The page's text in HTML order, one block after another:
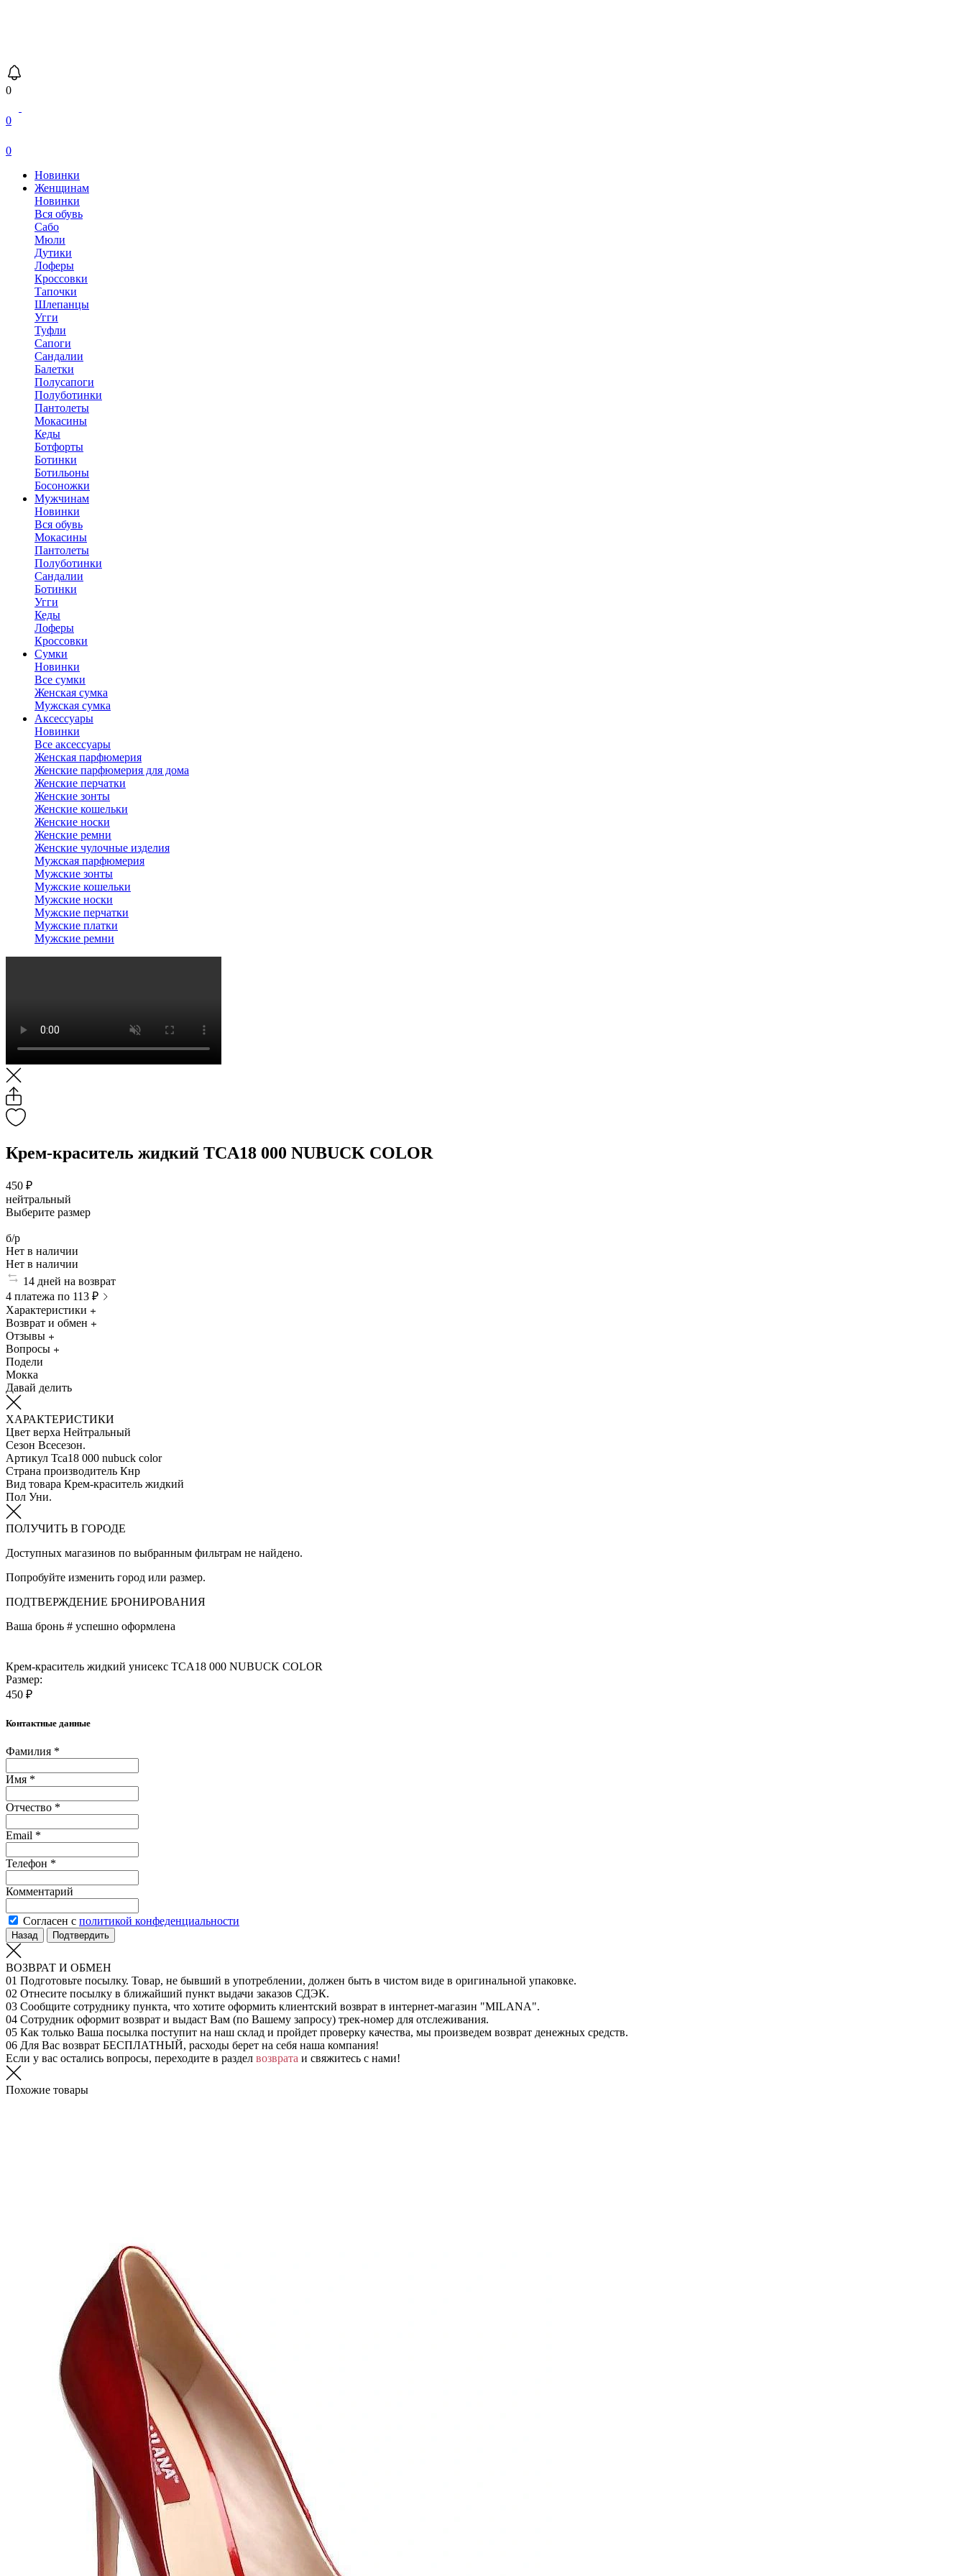
0
0
0
Новинки
Женщинам
Новинки
Вся обувь
Сабо
Мюли
Дутики
Лоферы
Кроссовки
Тапочки
Шлепанцы
Угги
Туфли
Сапоги
Сандалии
Балетки
Полусапоги
Полуботинки
Пантолеты
Мокасины
Кеды
Ботфорты
Ботинки
Ботильоны
Босоножки
Мужчинам
Новинки
Вся обувь
Мокасины
Пантолеты
Полуботинки
Сандалии
Ботинки
Угги
Кеды
Лоферы
Кроссовки
Сумки
Новинки
Все сумки
Женская сумка
Мужская сумка
Аксессуары
Новинки
Все аксессуары
Женская парфюмерия
Женские парфюмерия для дома
Женские перчатки
Женские зонты
Женские кошельки
Женские носки
Женские ремни
Женские чулочные изделия
Мужская парфюмерия
Мужские зонты
Мужские кошельки
Мужские носки
Мужские перчатки
Мужские платки
Мужские ремни
Крем-краситель жидкий TCA18 000 NUBUCK COLOR
450 ₽
нейтральный
Выберите размер
б/р
Нет в наличии
Нет в наличии
14 дней на возврат
4 платежа по 113 ₽
Характеристики
Возврат и обмен
Отзывы
Вопросы
Подели
Мокка
Давай делить
ХАРАКТЕРИСТИКИ
Цвет верха Нейтральный
Сезон Всесезон.
Артикул Tca18 000 nubuck color
Страна производитель Кнр
Вид товара Крем-краситель жидкий
Пол Уни.
ПОЛУЧИТЬ В ГОРОДЕ
Доступных магазинов по выбранным фильтрам не найдено.
Попробуйте изменить город или размер.
ПОДТВЕРЖДЕНИЕ БРОНИРОВАНИЯ
Ваша бронь # успешно оформлена
Крем-краситель жидкий унисекс TCA18 000 NUBUCK COLOR
Размер:
450 ₽
Контактные данные
Фамилия *
Имя *
Отчество *
Email *
Телефон *
Комментарий
Согласен с политикой конфеденциальности
Назад Подтвердить
ВОЗВРАТ И ОБМЕН
01 Подготовьте посылку. Товар, не бывший в употреблении, должен быть в чистом виде в оригинальной упаковке.
02 Отнесите посылку в ближайший пункт выдачи заказов СДЭК.
03 Сообщите сотруднику пункта, что хотите оформить клиентский возврат в интернет-магазин "MILANA".
04 Сотрудник оформит возврат и выдаст Вам (по Вашему запросу) трек-номер для отслеживания.
05 Как только Ваша посылка поступит на наш склад и пройдет проверку качества, мы произведем возврат денежных средств.
06 Для Вас возврат БЕСПЛАТНЫЙ, расходы берет на себя наша компания!
Если у вас остались вопросы, переходите в раздел возврата и свяжитесь с нами!
Похожие товары